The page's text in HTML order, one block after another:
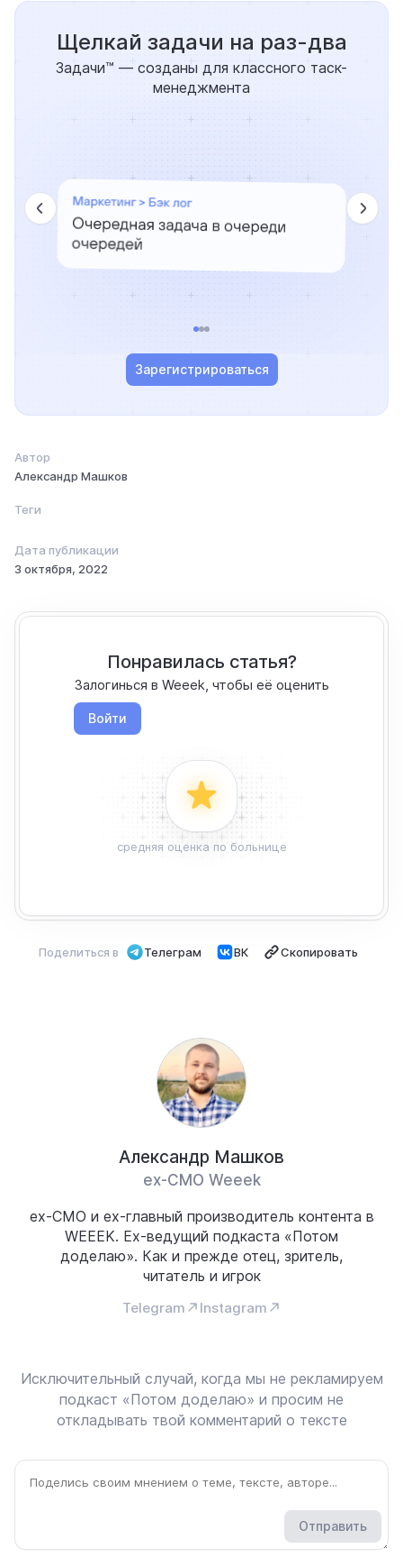
Щелкай задачи на раз-два
Задачи™ — созданы для классного таск-
менеджмента
Зарегистрироваться
Автор
Александр Машков
Теги
Дата публикации
3 октября, 2022
средняя оценка по больнице
Понравилась статья?
Залогинься в Weeek, чтобы её оценить
Войти
Поделиться в Телеграм ВК Скопировать
Александр Машков
ех-СМО Weeek
ех-CMO и ex-главный производитель контента в
WEEEK. Ех-ведущий подкаста «Потом
доделаю». Как и прежде отец, зритель,
читатель и игрок
Telegram Instagram
Исключительный случай, когда мы не рекламируем
подкаст «Потом доделаю» и просим не
откладывать твой комментарий о тексте
Отправить